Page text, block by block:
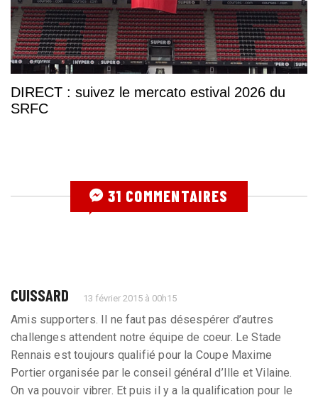
DIRECT : suivez le mercato estival 2026 du
SRFC
31 COMMENTAIRES
CUISSARD 13 février 2015 à 00h15
Amis supporters. Il ne faut pas désespérer d’autres
challenges attendent notre équipe de coeur. Le Stade
Rennais est toujours qualifié pour la Coupe Maxime
Portier organisée par le conseil général d’Ille et Vilaine.
On va pouvoir vibrer. Et puis il y a la qualification pour le